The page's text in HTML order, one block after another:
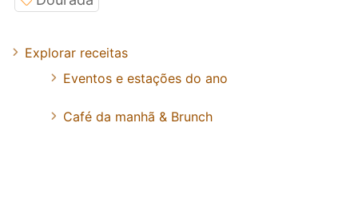
Explorar receitas
Eventos e estações do ano
Café da manhã & Brunch